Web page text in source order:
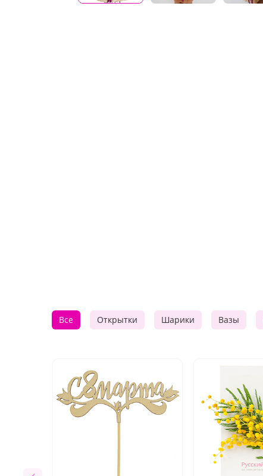
Все Открытки Шарики Вазы